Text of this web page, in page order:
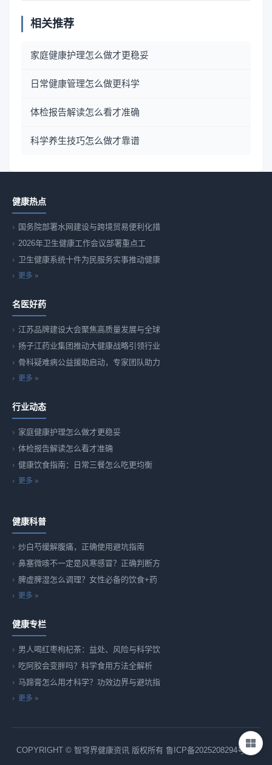
相关推荐
家庭健康护理怎么做才更稳妥
日常健康管理怎么做更科学
体检报告解读怎么看才准确
科学养生技巧怎么做才靠谱
健康热点
国务院部署水网建设与跨境贸易便利化措
2026年卫生健康工作会议部署重点工
卫生健康系统十件为民服务实事推动健康
更多 »
名医好药
江苏品牌建设大会聚焦高质量发展与全球
扬子江药业集团推动大健康战略引领行业
骨科疑难病公益援助启动，专家团队助力
更多 »
行业动态
家庭健康护理怎么做才更稳妥
体检报告解读怎么看才准确
健康饮食指南：日常三餐怎么吃更均衡
更多 »
健康科普
炒白芍缓解腹痛，正确使用避坑指南
鼻塞微咳不一定是风寒感冒？正确判断方
脾虚脾湿怎么调理？女性必备的饮食+药
更多 »
健康专栏
男人喝红枣枸杞茶：益处、风险与科学饮
吃阿胶会变胖吗？科学食用方法全解析
马蹄膏怎么用才科学？功效边界与避坑指
更多 »
COPYRIGHT © 智穹界健康资讯 版权所有 鲁ICP备2025208294号-82